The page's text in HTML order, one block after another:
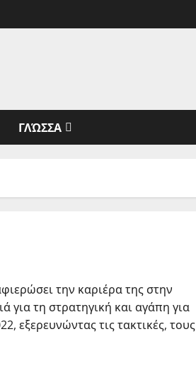
ΓΛΏΣΣΑ
την καριέρα της στην
τη στρατηγική και αγάπη για
εξερευνώντας τις τακτικές, τους